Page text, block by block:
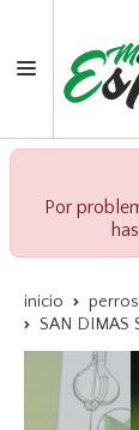
Por
inicio
perros
SAN DIMAS